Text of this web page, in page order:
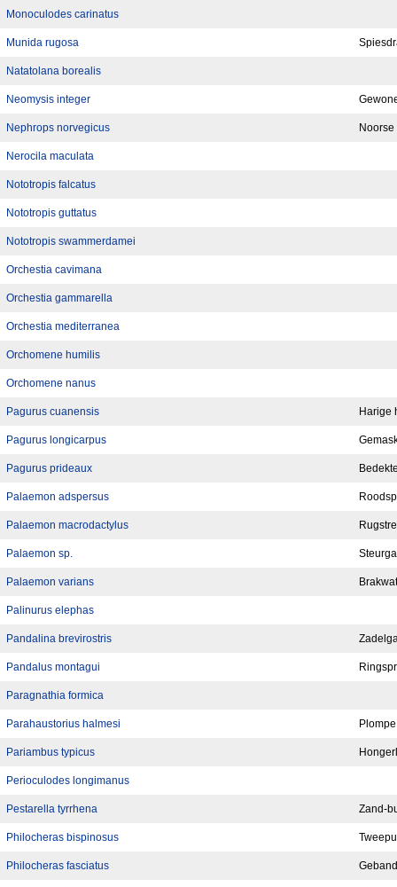
Monoculodes carinatus
Munida rugosa
Natatolana borealis
Neomysis integer
Nephrops norvegicus Noorse
Nerocila maculata
Nototropis falcatus
Nototropis guttatus
Nototropis swammerdamei
Orchestia cavimana
Orchestia gammarella
Orchestia mediterranea
Orchomene humilis
Orchomene nanus
Pagurus cuanensis Harige
Pagurus longicarpus
Pagurus prideaux
Palaemon adspersus
Palaemon macrodactylus
Palaemon sp.
Palaemon varians
Palinurus elephas
Pandalina brevirostris
Pandalus montagui
Paragnathia formica
Parahaustorius halmesi
Pariambus typicus
Perioculodes longimanus
Pestarella tyrrhena Zand-
Philocheras bispinosus
Philocheras fasciatus